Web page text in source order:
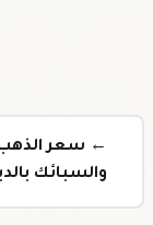
← سعر الذهب
والسبائك